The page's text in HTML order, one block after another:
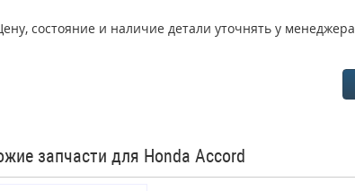
состояние и наличие детали уточнять у менеджера
запчасти для Honda Accord